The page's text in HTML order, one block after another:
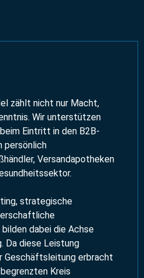
zählt nicht nur Macht,
Wir unterstützen
Eintritt in den B2B-
persönlich
Versandapotheken
strategische
dabei die Achse
Da diese Leistung
Geschäftsleitung erbracht
Kreis